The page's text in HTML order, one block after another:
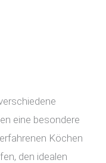
eine besondere
Köchen
den idealen